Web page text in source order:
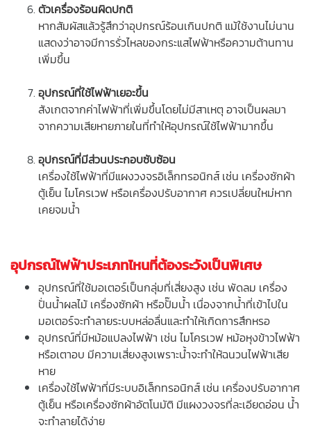
ตัวเครื่องร้อนผิดปกติ
หากสัมผัสแล้วรู้สึกว่าอุปกรณ์ร้อนเกินปกติ แม้ใช้งานไม่นาน
แสดงว่าอาจมีการรั่วไหลของกระแสไฟฟ้าหรือความต้านทาน
เพิ่มขึ้น
อุปกรณ์ที่ใช้ไฟฟ้าเยอะขึ้น
สังเกตจากค่าไฟฟ้าที่เพิ่มขึ้นโดยไม่มีสาเหตุ อาจเป็นผลมา
จากความเสียหายภายในที่ทำให้อุปกรณ์ใช้ไฟฟ้ามากขึ้น
อุปกรณ์ที่มีส่วนประกอบซับซ้อน
เครื่องใช้ไฟฟ้าที่มีแผงวงจรอิเล็กทรอนิกส์ เช่น เครื่องซักผ้า
ตู้เย็น ไมโครเวฟ หรือเครื่องปรับอากาศ ควรเปลี่ยนใหม่หาก
เคยจมน้ำ
อุปกรณ์ไฟฟ้าประเภทไหนที่ต้องระวังเป็นพิเศษ
อุปกรณ์ที่ใช้มอเตอร์เป็นกลุ่มที่เสี่ยงสูง เช่น พัดลม เครื่อง
ปั่นน้ำผลไม้ เครื่องซักผ้า หรือปั๊มน้ำ เนื่องจากน้ำที่เข้าไปใน
มอเตอร์จะทำลายระบบหล่อลื่นและทำให้เกิดการสึกหรอ
อุปกรณ์ที่มีหม้อแปลงไฟฟ้า เช่น ไมโครเวฟ หม้อหุงข้าวไฟฟ้า
หรือเตาอบ มีความเสี่ยงสูงเพราะน้ำจะทำให้ฉนวนไฟฟ้าเสีย
หาย
เครื่องใช้ไฟฟ้าที่มีระบบอิเล็กทรอนิกส์ เช่น เครื่องปรับอากาศ
ตู้เย็น หรือเครื่องซักผ้าอัตโนมัติ มีแผงวงจรที่ละเอียดอ่อน น้ำ
จะทำลายได้ง่าย